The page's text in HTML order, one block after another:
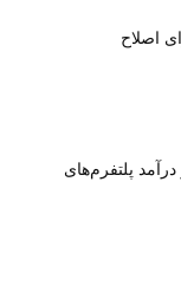
اصلاح
پلتفرم‌های